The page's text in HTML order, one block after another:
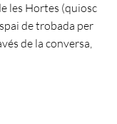
les Hortes (quiosc
de trobada per
de la conversa,